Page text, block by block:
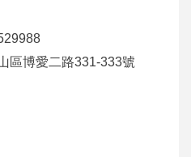
區博愛二路331-333號